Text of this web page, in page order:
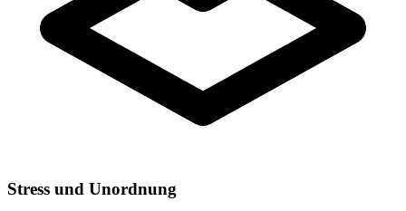
Stress und Unordnung